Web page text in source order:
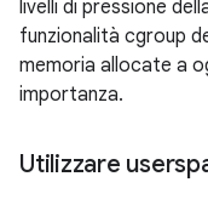
livelli di pressione
funzionalità cgroup
memoria allocate a
importanza.
Utilizzare